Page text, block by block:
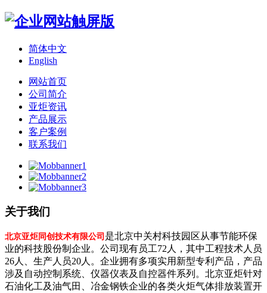
简体中文
English
网站首页
公司简介
亚炬资讯
产品展示
客户案例
联系我们
关于我们
北京亚炬同创技术有限公司 是北京中关村科技园区从事节能环保
业的科技股份制企业。公司现有员工72人，其中工程技术人员
26人、生产人员20人。企业拥有多项实用新型专利产品，产品
涉及自动控制系统、仪器仪表及自控器件系列。北京亚炬针对
石油化工及油气田、冶金钢铁企业的各类火炬气体排放装置开